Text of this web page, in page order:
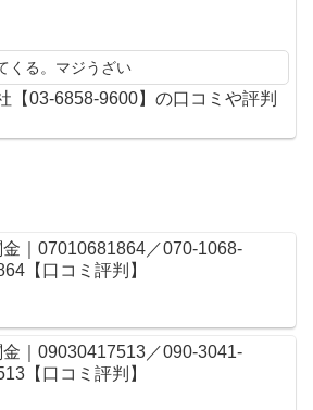
くる。マジうざい
【03-6858-9600】の口コミや評判
金｜07010681864／070-1068-
【口コミ評判】
金｜09030417513／090-3041-
【口コミ評判】